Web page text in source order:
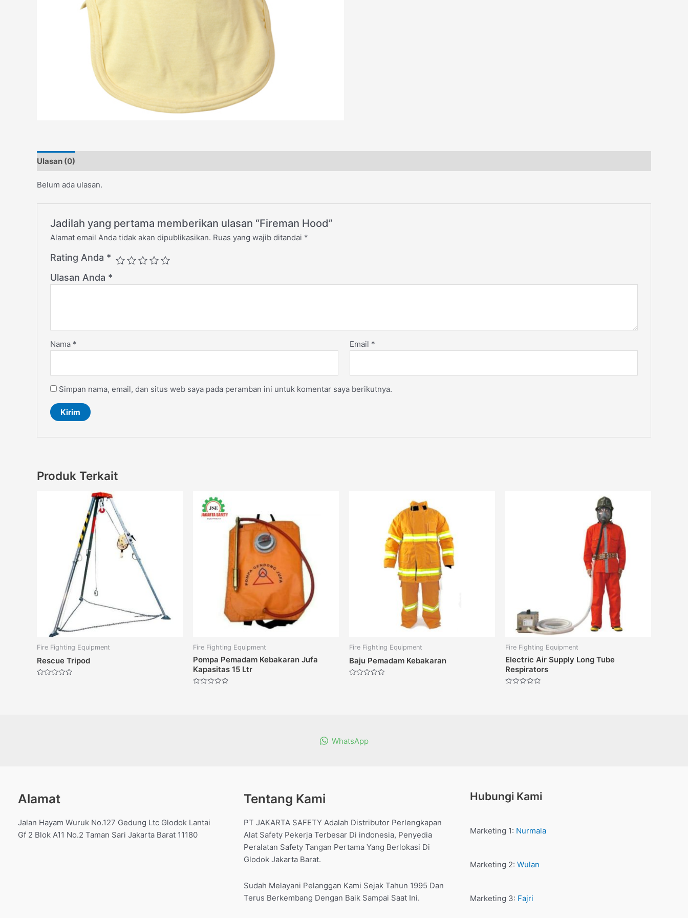
Ulasan (0)
Belum ada ulasan.
Jadilah yang pertama memberikan ulasan “Fireman Hood”
Alamat email Anda tidak akan dipublikasikan. Ruas yang wajib ditandai *
Rating Anda *
Ulasan Anda *
Nama * Email *
Simpan nama, email, dan situs web saya pada peramban ini untuk komentar saya berikutnya.
Produk Terkait
Fire Fighting Equipment
Rescue Tripod
Fire Fighting Equipment
Pompa Pemadam Kebakaran Jufa
Kapasitas 15 Ltr
Fire Fighting Equipment
Baju Pemadam Kebakaran
Fire Fighting Equipment
Electric Air Supply Long Tube
Respirators
WhatsApp
Alamat
Jalan Hayam Wuruk No.127 Gedung Ltc Glodok Lantai
Gf 2 Blok A11 No.2 Taman Sari Jakarta Barat 11180
Tentang Kami
PT JAKARTA SAFETY Adalah Distributor Perlengkapan
Alat Safety Pekerja Terbesar Di indonesia, Penyedia
Peralatan Safety Tangan Pertama Yang Berlokasi Di
Glodok Jakarta Barat.
Sudah Melayani Pelanggan Kami Sejak Tahun 1995 Dan
Terus Berkembang Dengan Baik Sampai Saat Ini.
Hubungi Kami
Marketing 1: Nurmala
Marketing 2: Wulan
Marketing 3: Fajri